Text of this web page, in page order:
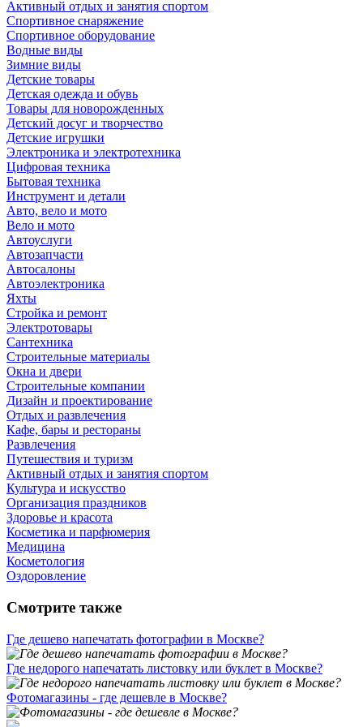
Активный отдых и занятия спортом
Спортивное снаряжение
Спортивное оборудование
Водные виды
Зимние виды
Детские товары
Детская одежда и обувь
Товары для новорожденных
Детский досуг и творчество
Детские игрушки
Электроника и электротехника
Цифровая техника
Бытовая техника
Инструмент и детали
Авто, вело и мото
Вело и мото
Автоуслуги
Автозапчасти
Автосалоны
Автоэлектроника
Яхты
Стройка и ремонт
Электротовары
Сантехника
Строительные материалы
Окна и двери
Строительные компании
Дизайн и проектирование
Отдых и развлечения
Кафе, бары и рестораны
Развлечения
Путешествия и туризм
Активный отдых и занятия спортом
Культура и искусство
Организация праздников
Здоровье и красота
Косметика и парфюмерия
Медицина
Косметология
Оздоровление
Смотрите также
Где дешево напечатать фотографии в Москве?
Где недорого напечатать листовку или буклет в Москве?
Фотомагазины - где дешевле в Москве?